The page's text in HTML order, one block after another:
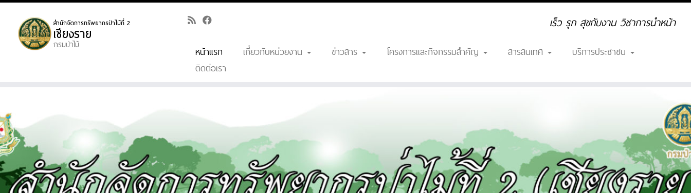
เร็ว รุก สุขกับงาน วิชาการนำหน้า
หน้าแรก เกี่ยวกับหน่วยงาน ข่าวสาร โครงการและกิจกรรมสำคัญ สารสนเทศ
บริการประชาชน
ติดต่อเรา